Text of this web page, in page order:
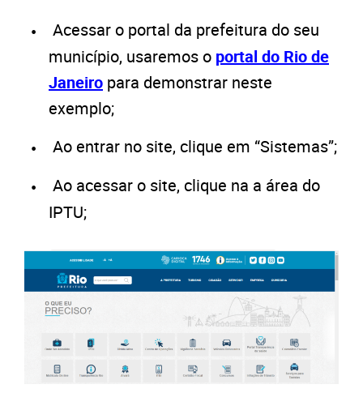
Acessar o portal da prefeitura do seu
município, usaremos o portal do Rio de
Janeiro para demonstrar neste
exemplo;
Ao entrar no site, clique em “Sistemas”;
Ao acessar o site, clique na a área do
IPTU;